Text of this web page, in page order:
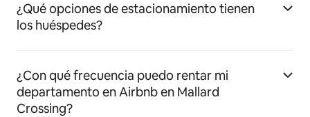
¿Qué opciones de estacionamiento tienen
los huéspedes?
¿Con qué frecuencia puedo rentar mi
departamento en Airbnb en Mallard
Crossing?